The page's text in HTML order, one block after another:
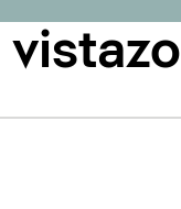
vistazo